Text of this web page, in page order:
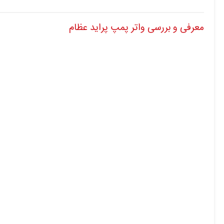
معرفی و بررسی واتر پمپ پراید عظام